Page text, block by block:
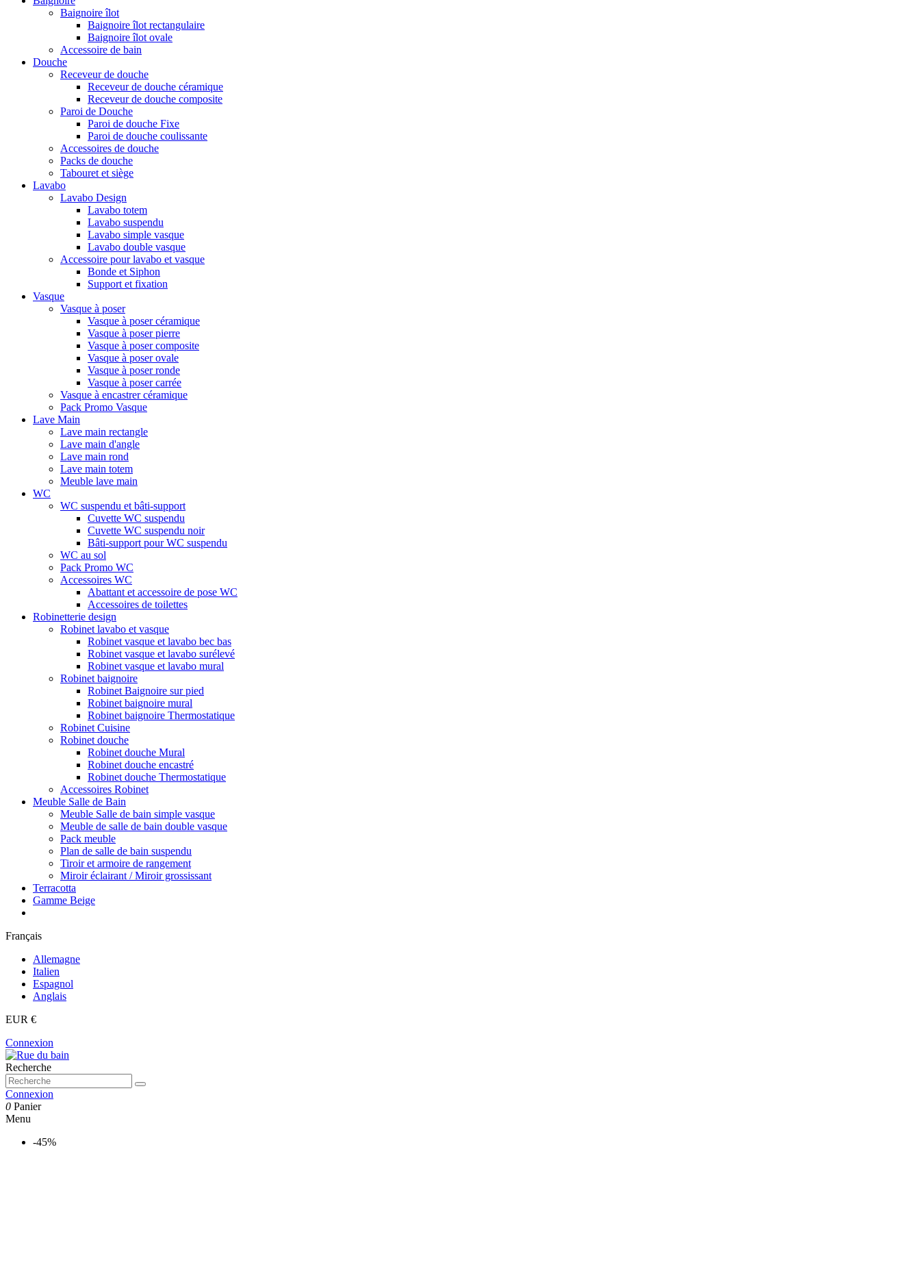
Baignoire îlot
Baignoire îlot rectangulaire
Baignoire îlot ovale
Accessoire de bain
Douche
Receveur de douche
Receveur de douche céramique
Receveur de douche composite
Paroi de Douche
Paroi de douche Fixe
Paroi de douche coulissante
Accessoires de douche
Packs de douche
Tabouret et siège
Lavabo
Lavabo Design
Lavabo totem
Lavabo suspendu
Lavabo simple vasque
Lavabo double vasque
Accessoire pour lavabo et vasque
Bonde et Siphon
Support et fixation
Vasque
Vasque à poser
Vasque à poser céramique
Vasque à poser pierre
Vasque à poser composite
Vasque à poser ovale
Vasque à poser ronde
Vasque à poser carrée
Vasque à encastrer céramique
Pack Promo Vasque
Lave Main
Lave main rectangle
Lave main d'angle
Lave main rond
Lave main totem
Meuble lave main
WC
WC suspendu et bâti-support
Cuvette WC suspendu
Cuvette WC suspendu noir
Bâti-support pour WC suspendu
WC au sol
Pack Promo WC
Accessoires WC
Abattant et accessoire de pose WC
Accessoires de toilettes
Robinetterie design
Robinet lavabo et vasque
Robinet vasque et lavabo bec bas
Robinet vasque et lavabo surélevé
Robinet vasque et lavabo mural
Robinet baignoire
Robinet Baignoire sur pied
Robinet baignoire mural
Robinet baignoire Thermostatique
Robinet Cuisine
Robinet douche
Robinet douche Mural
Robinet douche encastré
Robinet douche Thermostatique
Accessoires Robinet
Meuble Salle de Bain
Meuble Salle de bain simple vasque
Meuble de salle de bain double vasque
Pack meuble
Plan de salle de bain suspendu
Tiroir et armoire de rangement
Miroir éclairant / Miroir grossissant
Terracotta
Gamme Beige
Français
Allemagne
Italien
Espagnol
Anglais
EUR €
Connexion
Recherche
Connexion
0 Panier
Menu
-45%